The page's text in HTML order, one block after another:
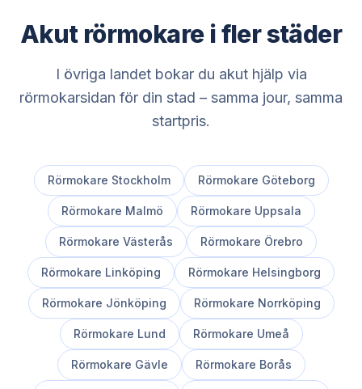
Akut rörmokare i fler städer
I övriga landet bokar du akut hjälp via
rörmokarsidan för din stad – samma jour, samma
startpris.
Rörmokare Stockholm Rörmokare Göteborg
Rörmokare Malmö Rörmokare Uppsala
Rörmokare Västerås Rörmokare Örebro
Rörmokare Linköping Rörmokare Helsingborg
Rörmokare Jönköping Rörmokare Norrköping
Rörmokare Lund Rörmokare Umeå
Rörmokare Gävle Rörmokare Borås